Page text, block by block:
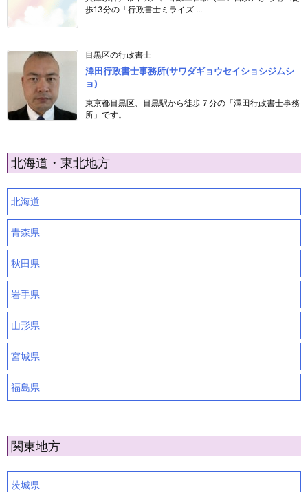
歩13分の「行政書士ミライズ ...
目黒区の行政書士
澤田行政書士事務所(サワダギョウセイショシジムシ
ョ)
東京都目黒区、目黒駅から徒歩７分の「澤田行政書士事務
所」です。
北海道・東北地方
北海道
青森県
秋田県
岩手県
山形県
宮城県
福島県
関東地方
茨城県